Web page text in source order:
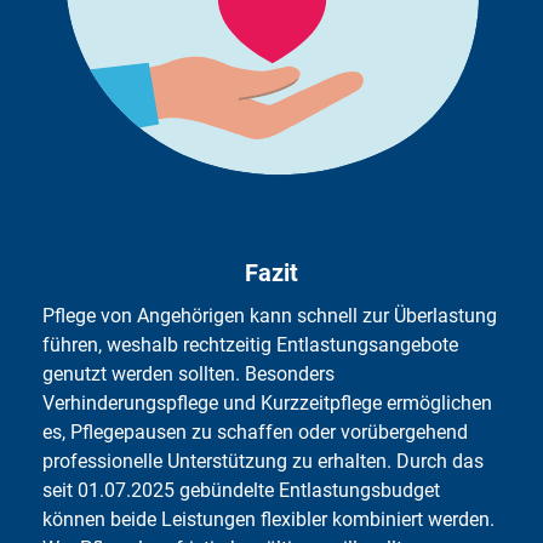
allem in Kombination mit Tagespflege oder Betreutes
Wohnen als Alternative.
Fazit
Pflege von Angehörigen kann schnell zur Überlastung
führen, weshalb rechtzeitig Entlastungsangebote
genutzt werden sollten. Besonders
Verhinderungspflege und Kurzzeitpflege ermöglichen
es, Pflegepausen zu schaffen oder vorübergehend
professionelle Unterstützung zu erhalten. Durch das
seit 01.07.2025 gebündelte Entlastungsbudget
können beide Leistungen flexibler kombiniert werden.